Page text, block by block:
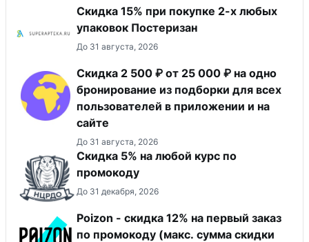
Скидка 15% при покупке 2-х любых
упаковок Постеризан
До 31 августа, 2026
Скидка 2 500 ₽ от 25 000 ₽ на одно
бронирование из подборки для всех
пользователей в приложении и на
сайте
До 31 августа, 2026
Скидка 5% на любой курс по
промокоду
До 31 декабря, 2026
Poizon - скидка 12% на первый заказ
по промокоду (макс. сумма скидки